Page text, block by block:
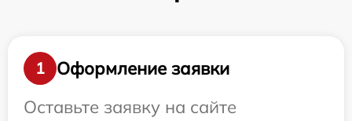
1
Оформление заявки
Оставьте заявку на сайте